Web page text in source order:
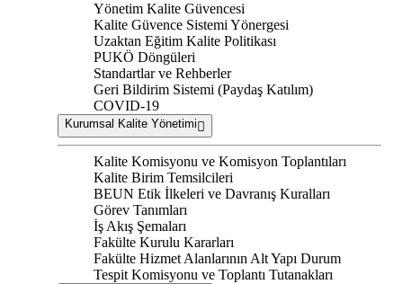
Yönetim Kalite Güvencesi
Kalite Güvence Sistemi Yönergesi
Uzaktan Eğitim Kalite Politikası
PUKÖ Döngüleri
Standartlar ve Rehberler
Geri Bildirim Sistemi (Paydaş Katılım)
COVID-19
Kurumsal Kalite Yönetimi
Kalite Komisyonu ve Komisyon Toplantıları
Kalite Birim Temsilcileri
BEUN Etik İlkeleri ve Davranış Kuralları
Görev Tanımları
İş Akış Şemaları
Fakülte Kurulu Kararları
Fakülte Hizmet Alanlarının Alt Yapı Durum
Tespit Komisyonu ve Toplantı Tutanakları